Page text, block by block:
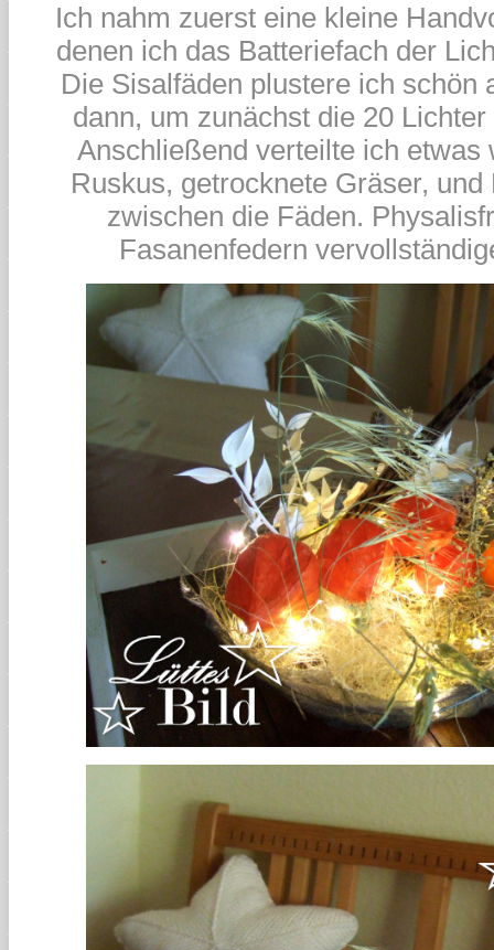
Ich nahm zuerst eine kleine
denen ich das Batteriefach der
Die Sisalfäden plustere ich schön
dann, um zunächst die 20
Anschließend verteilte ich etwas
Ruskus, getrocknete Gräser,
zwischen die Fäden.
Fasanenfedern